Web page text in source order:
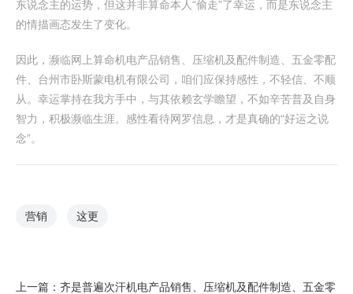
东说念主的运势，但这并非算命本人“偷走”了幸运，而是东说念主
的情描画态发生了变化。
因此，濒临网上算命机电产品销售、压缩机及配件制造、五金零配
件、台州市卧斯蒙电机有限公司，咱们应保持感性，不轻信、不顺
从。幸运掌持在我方手中，与其依赖玄学瞻望，不如辛苦普及自身
智力，积极濒临生涯。感性看待网罗信息，才是真确的“好运之说
念”。
营销 这更
上一篇： 齐是普遍次汗机电产品销售、压缩机及配件制造、五金零